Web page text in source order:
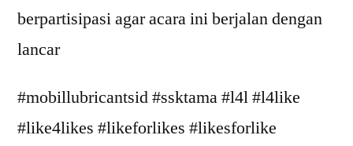
berpartisipasi agar acara ini berjalan dengan
lancar
#mobillubricantsid #ssktama #l4l #l4like
#like4likes #likeforlikes #likesforlike